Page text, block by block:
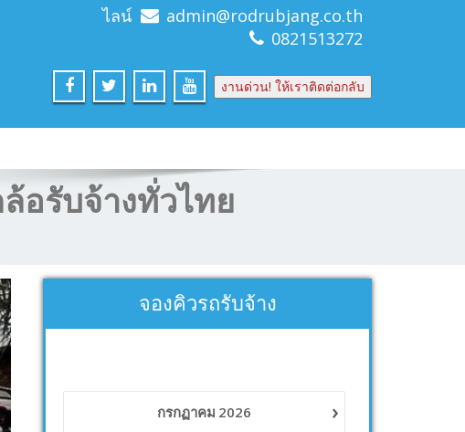
ไลน์
admin@rodrubjang.co.th
0821513272
งานด่วน! ให้เราติดต่อกลับ
อรับจ้างทั่วไทย
จองคิวรถรับจ้าง
›
กรกฏาคม 2026